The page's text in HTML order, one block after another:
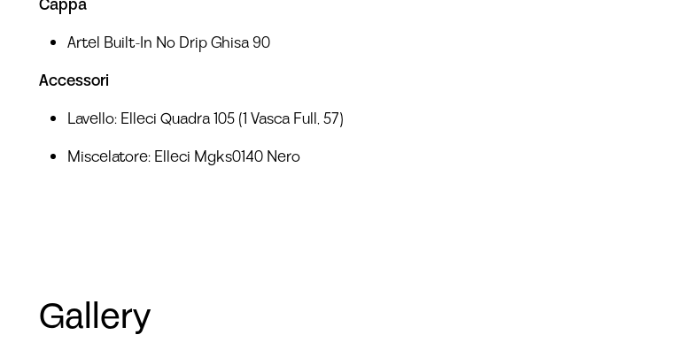
Cappa
Artel Built-In No Drip Ghisa 90
Accessori
Lavello: Elleci Quadra 105 (1 Vasca Full, 57)
Miscelatore: Elleci Mgks0140 Nero
Gallery